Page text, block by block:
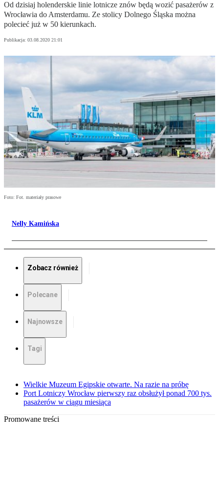
Od dzisiaj holenderskie linie lotnicze znów będą wozić pasażerów z
Wrocławia do Amsterdamu. Ze stolicy Dolnego Śląska można
polecieć już w 50 kierunkach.
Publikacja: 03.08.2020 21:01
Foto: Fot. materiały prasowe
Nelly Kamińska
Zobacz również
Polecane
Najnowsze
Tagi
Wielkie Muzeum Egipskie otwarte. Na razie na próbę
Port Lotniczy Wrocław pierwszy raz obsłużył ponad 700 tys.
pasażerów w ciągu miesiąca
Promowane treści